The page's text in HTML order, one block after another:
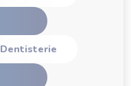
Dentisterie